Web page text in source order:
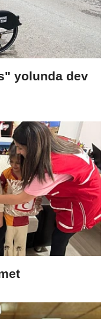
yolunda dev